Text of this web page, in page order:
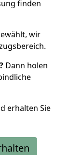
finden
wir
Dann holen
erhalten Sie